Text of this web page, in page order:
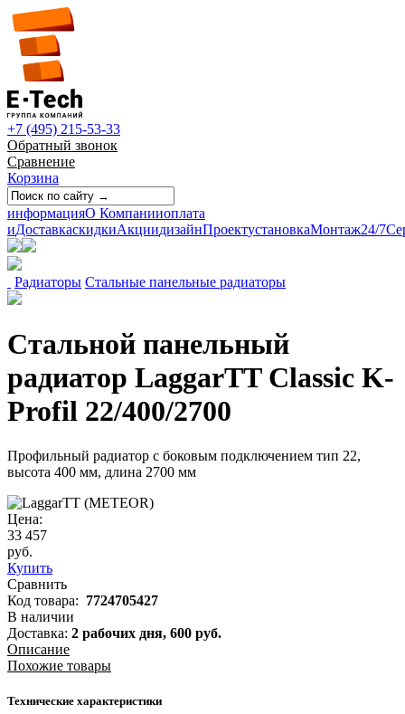
+7 (495) 215-53-33
Обратный звонок
Сравнение
Корзина
информацияО Компанииоплата
иДоставкаскидкиАкциидизайнПроектустановкаМонтаж24/7
Радиаторы Стальные панельные радиаторы
Стальной панельный
радиатор LaggarTT Classic K-
Profil 22/400/2700
Профильный радиатор с боковым подключением тип 22,
высота 400 мм, длина 2700 мм
Цена:
33 457
руб.
Купить
Сравнить
Код товара: 7724705427
В наличии
Доставка: 2 рабочих дня, 600 руб.
Описание
Похожие товары
Технические характеристики